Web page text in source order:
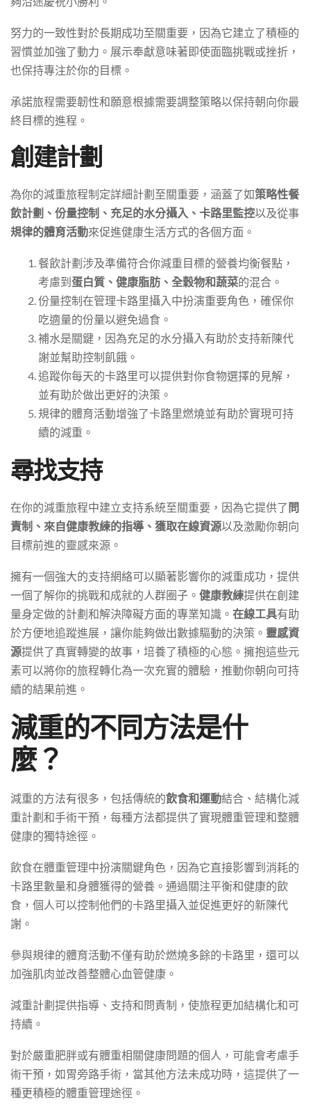
努力的一致性對於長期成功至關重要，因為它建立了積極的
習慣並加強了動力。展示奉獻意味著即使面臨挑戰或挫折，
也保持專注於你的目標。
承諾旅程需要韌性和願意根據需要調整策略以保持朝向你最
終目標的進程。
創建計劃
為你的減重旅程制定詳細計劃至關重要，涵蓋了如策略性餐
飲計劃、份量控制、充足的水分攝入、卡路里監控以及從事
規律的體育活動來促進健康生活方式的各個方面。
餐飲計劃涉及準備符合你減重目標的營養均衡餐點，
考慮到蛋白質、健康脂肪、全穀物和蔬菜的混合。
份量控制在管理卡路里攝入中扮演重要角色，確保你
吃適量的份量以避免過食。
補水是關鍵，因為充足的水分攝入有助於支持新陳代
謝並幫助控制飢餓。
追蹤你每天的卡路里可以提供對你食物選擇的見解，
並有助於做出更好的決策。
規律的體育活動增強了卡路里燃燒並有助於實現可持
續的減重。
尋找支持
在你的減重旅程中建立支持系統至關重要，因為它提供了問
責制、來自健康教練的指導、獲取在線資源以及激勵你朝向
目標前進的靈感來源。
擁有一個強大的支持網絡可以顯著影響你的減重成功，提供
一個了解你的挑戰和成就的人群圈子。 健康教練提供在創建
量身定做的計劃和解決障礙方面的專業知識。 在線工具有助
於方便地追蹤進展，讓你能夠做出數據驅動的決策。 靈感資
源提供了真實轉變的故事，培養了積極的心態。擁抱這些元
素可以將你的旅程轉化為一次充實的體驗，推動你朝向可持
續的結果前進。
減重的不同方法是什
麼？
減重的方法有很多，包括傳統的飲食和運動結合、結構化減
重計劃和手術干預，每種方法都提供了實現體重管理和整體
健康的獨特途徑。
飲食在體重管理中扮演關鍵角色，因為它直接影響到消耗的
卡路里數量和身體獲得的營養。通過關注平衡和健康的飲
食，個人可以控制他們的卡路里攝入並促進更好的新陳代
謝。
參與規律的體育活動不僅有助於燃燒多餘的卡路里，還可以
加強肌肉並改善整體心血管健康。
減重計劃提供指導、支持和問責制，使旅程更加結構化和可
持續。
對於嚴重肥胖或有體重相關健康問題的個人，可能會考慮手
術干預，如胃旁路手術，當其他方法未成功時，這提供了一
種更積極的體重管理途徑。